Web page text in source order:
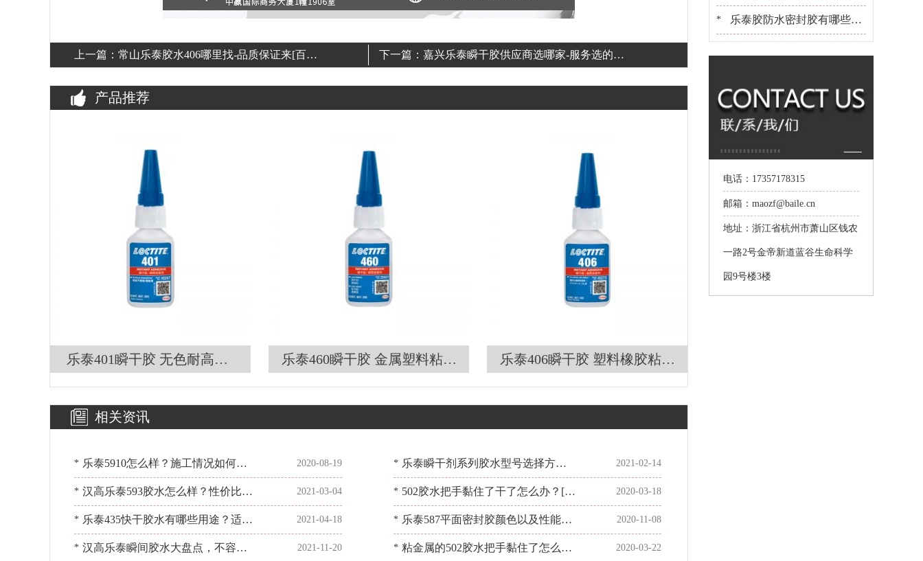
上一篇： 常山乐泰胶水406哪里找-品质保证来[百乐
下一篇： 嘉兴乐泰瞬干胶供应商选哪家-服务选的好
产品推荐
乐泰401瞬干胶 无色耐高温3
秒固化快干胶 百乐粘胶现货
秒发
乐泰460瞬干胶 金属塑料粘接
loctite快干胶 百乐粘胶正品
乐泰406瞬干胶 塑料橡胶粘接
快干胶 百乐粘胶正规授权
相关资讯
* 乐泰5910怎么样？施工情况如何？
[百乐粘胶]帮你忙
2020-08-19 * 乐泰瞬干剂系列胶水型号选择方法
有哪些？[百乐粘胶]
2021-02-14
* 汉高乐泰593胶水怎么样？性价比高
不高？[百乐粘胶]
2021-03-04 * 502胶水把手黏住了干了怎么办？[百
乐粘胶] 为您详细解决
2020-03-18
* 乐泰435快干胶水有哪些用途？适应
使用到什么材料上？[百乐粘胶]
2021-04-18 * 乐泰587平面密封胶颜色以及性能情
况如何？[百乐粘胶]
2020-11-08
* 汉高乐泰瞬间胶水大盘点，不容错 2021-11-20 * 粘金属的502胶水把手黏住了怎么办? 2020-03-22
胶]
些？适合用在什么产品上[百
* 乐泰胶防水密封胶有哪些？
电话：17357178315
邮箱：maozf@baile.cn
地址：浙江省杭州市萧山区钱农
一路2号金帝新道蓝谷生命科学
园9号楼3楼